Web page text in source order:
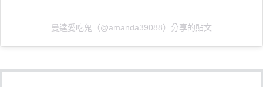
曼達愛吃鬼（@amanda39088）分享的貼文